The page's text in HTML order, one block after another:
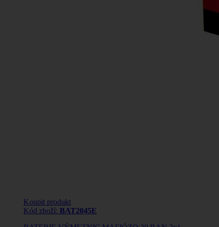
Koupit produkt
Kód zboží: BAT2045E